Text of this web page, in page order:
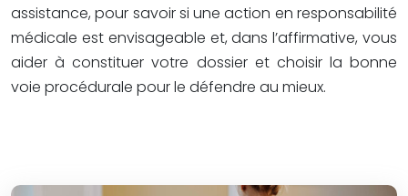
assistance, pour savoir si une action en responsabilité
médicale est envisageable et, dans l’affirmative, vous
aider à constituer votre dossier et choisir la bonne
voie procédurale pour le défendre au mieux.